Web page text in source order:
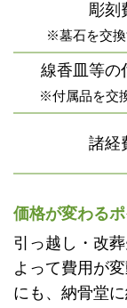
彫刻
※墓石を交
線香皿等の
※付属品を交
諸経
価格が変わる
引っ越し・改
よって費用が
にも、納骨堂